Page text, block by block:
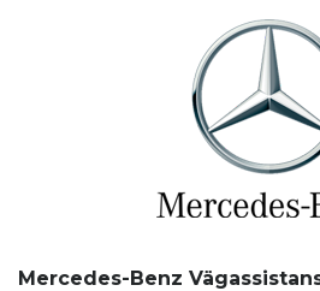
Mercedes-Benz